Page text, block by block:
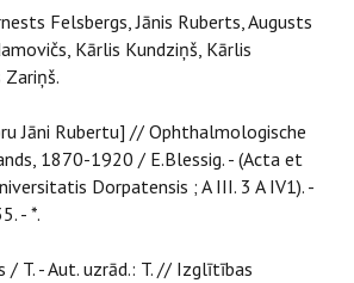
Felsbergs, Jānis Ruberts, Augusts
Kārlis Kundziņš, Kārlis
Zariņš.
Jāni Rubertu] // Ophthalmologische
1870-1920 / E.Blessig. - (Acta et
Dorpatensis ; A III. 3 A IV1). -
- *.
T. - Aut. uzrād.: T. // Izglītības